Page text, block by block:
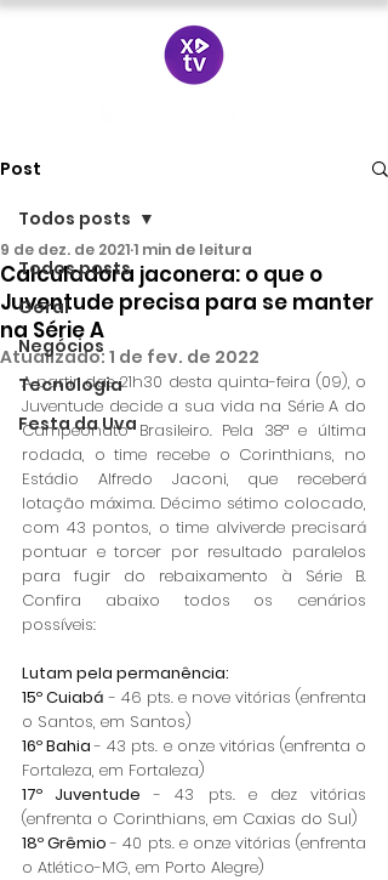
Post
Todos posts
Geral
Negócios
Tecnologia
Festa da Uva
Todos posts
Calculadora jaconera: o que o
Juventude precisa para se manter
na Série A
9 de dez. de 20211 min de leitura
Atualizado: 1 de fev. de 2022
A partir das 21h30 desta quinta-feira (09), o
Juventude decide a sua vida na Série A do
Campeonato Brasileiro. Pela 38ª e última
rodada, o time recebe o Corinthians, no
Estádio Alfredo Jaconi, que receberá
lotação máxima. Décimo sétimo colocado,
com 43 pontos, o time alviverde precisará
pontuar e torcer por resultado paralelos
para fugir do rebaixamento à Série B.
Confira abaixo todos os cenários
possíveis:
Lutam pela permanência:
15º Cuiabá - 46 pts. e nove vitórias (enfrenta
o Santos, em Santos)
16º Bahia - 43 pts. e onze vitórias (enfrenta o
Fortaleza, em Fortaleza)
17º Juventude - 43 pts. e dez vitórias
(enfrenta o Corinthians, em Caxias do Sul)
18º Grêmio - 40 pts. e onze vitórias (enfrenta
o Atlético-MG, em Porto Alegre)